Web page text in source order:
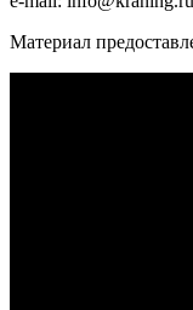
Материал